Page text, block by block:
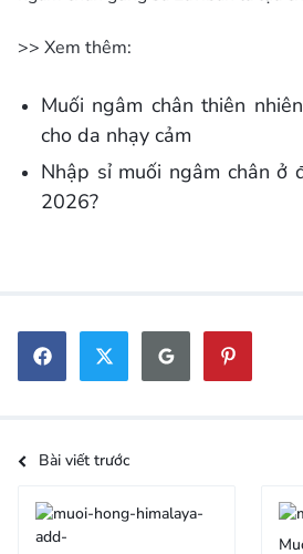
>> Xem thêm:
Muối ngâm chân thiên
cho da nhạy cảm
Nhập sỉ muối ngâm chân ở
2026?
Bài viết trước